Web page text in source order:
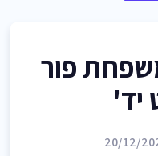
פור
יד'
20/12/